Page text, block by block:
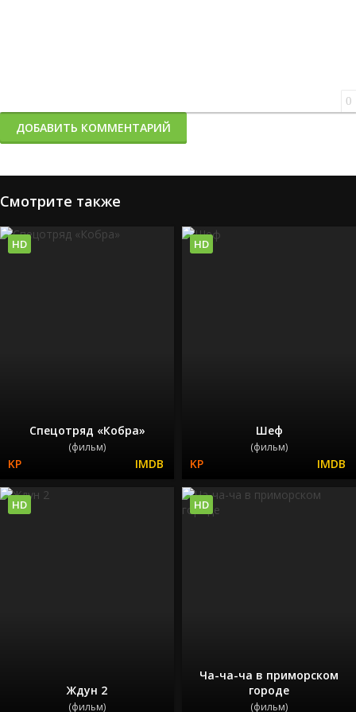
0
ДОБАВИТЬ КОММЕНТАРИЙ
Смотрите также
Спецотряд «Кобра»
(фильм)
HD
Шеф
(фильм)
HD
Ждун 2
(фильм)
HD
Ча-ча-ча в приморском
городе
(фильм)
HD